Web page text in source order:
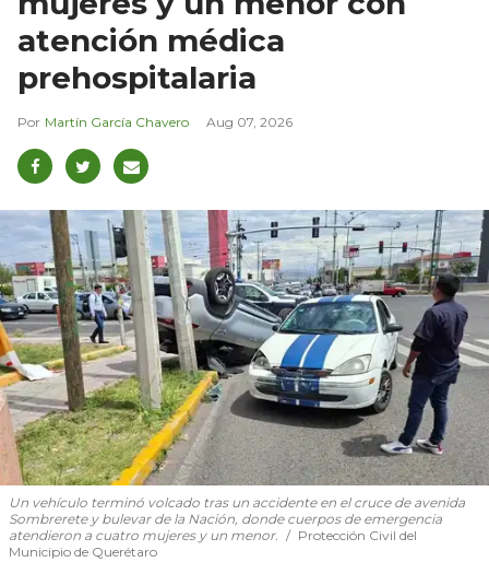
atención médica
prehospitalaria
Martín García Chavero Aug 07, 2026
Un vehículo terminó volcado tras un accidente en el cruce de avenida
Sombrerete y bulevar de la Nación, donde cuerpos de emergencia
atendieron a cuatro mujeres y un menor.
Protección Civil del
Municipio de Querétaro